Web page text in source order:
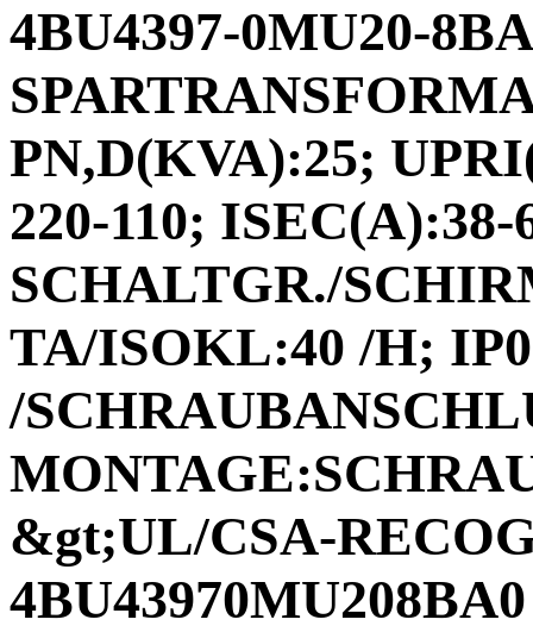
4BU4397-0MU20-
PN,D(KVA):25;
220-110;
SCHALTGR./
TA/ISOKL:40 /H;
/
&gt;UL/CSA-